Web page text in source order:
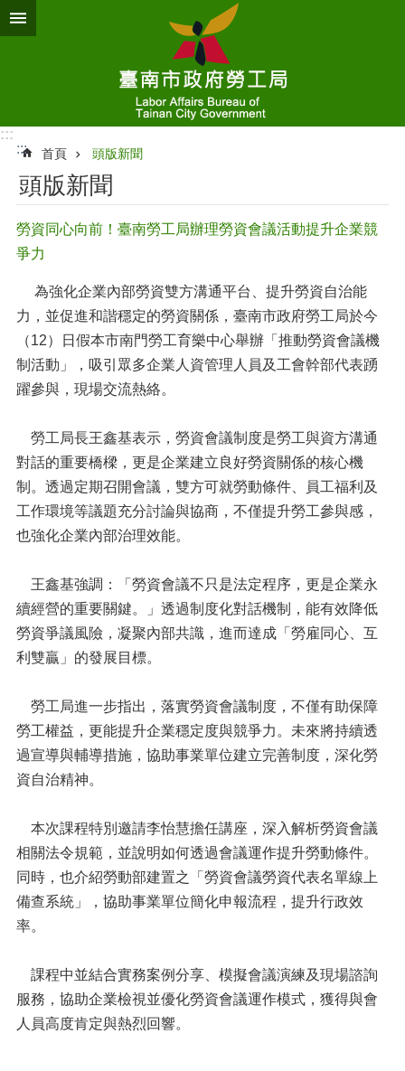
跳到主要內容區塊
:::
:::
首頁 頭版新聞
頭版新聞
勞資同心向前！臺南勞工局辦理勞資會議活動提升企業競
爭力
為強化企業內部勞資雙方溝通平台、提升勞資自治能
力，並促進和諧穩定的勞資關係，臺南市政府勞工局於今
（12）日假本市南門勞工育樂中心舉辦「推動勞資會議機
制活動」，吸引眾多企業人資管理人員及工會幹部代表踴
躍參與，現場交流熱絡。
勞工局長王鑫基表示，勞資會議制度是勞工與資方溝通
對話的重要橋樑，更是企業建立良好勞資關係的核心機
制。透過定期召開會議，雙方可就勞動條件、員工福利及
工作環境等議題充分討論與協商，不僅提升勞工參與感，
也強化企業內部治理效能。
王鑫基強調：「勞資會議不只是法定程序，更是企業永
續經營的重要關鍵。」透過制度化對話機制，能有效降低
勞資爭議風險，凝聚內部共識，進而達成「勞雇同心、互
利雙贏」的發展目標。
勞工局進一步指出，落實勞資會議制度，不僅有助保障
勞工權益，更能提升企業穩定度與競爭力。未來將持續透
過宣導與輔導措施，協助事業單位建立完善制度，深化勞
資自治精神。
本次課程特別邀請李怡慧擔任講座，深入解析勞資會議
相關法令規範，並說明如何透過會議運作提升勞動條件。
同時，也介紹勞動部建置之「勞資會議勞資代表名單線上
備查系統」，協助事業單位簡化申報流程，提升行政效
率。
課程中並結合實務案例分享、模擬會議演練及現場諮詢
服務，協助企業檢視並優化勞資會議運作模式，獲得與會
人員高度肯定與熱烈回響。